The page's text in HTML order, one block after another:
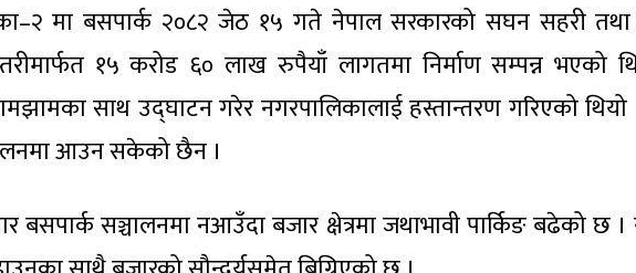
मा बसपार्क २०८२ जेठ १५ गते नेपाल सरकारको सघन सहरी
१५ करोड ६० लाख रुपैयाँ लागतमा निर्माण सम्पन्न भएको
साथ उद्घाटन गरेर नगरपालिकालाई हस्तान्तरण गरिएको थियो
आउन सकेको छैन ।
बसपार्क सञ्चालनमा नआउँदा बजार क्षेत्रमा जथाभावी पार्किङ बढेको छ